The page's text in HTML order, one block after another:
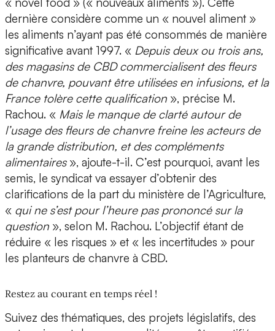
dernière considère comme un « nouvel aliment »
les aliments n’ayant pas été consommés de manière
significative avant 1997. « Depuis deux ou trois ans,
des magasins de CBD commercialisent des fleurs
de chanvre, pouvant être utilisées en infusions, et la
France tolère cette qualification », précise M.
Rachou. « Mais le manque de clarté autour de
l’usage des fleurs de chanvre freine les acteurs de
la grande distribution, et des compléments
alimentaires», ajoute-t-il. C’est pourquoi, avant les
semis, le syndicat va essayer d’obtenir des
clarifications de la part du ministère de l’Agriculture,
« qui ne s’est pour l’heure pas prononcé sur la
question », selon M. Rachou. L’objectif étant de
réduire « les risques » et « les incertitudes » pour
les planteurs de chanvre à CBD.
Restez au courant en temps réel !
Suivez des thématiques, des projets législatifs, des